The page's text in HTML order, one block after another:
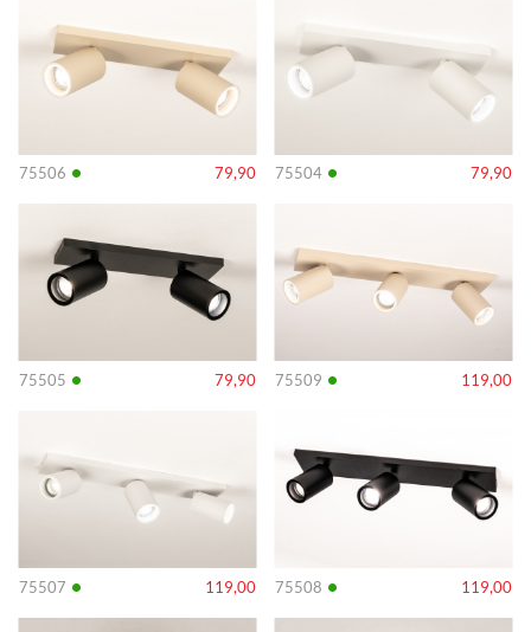
75506 • 79,90 75504 • 79,90
75505 • 79,90
Info
75509 • 119,00
75507 • 119,00 75508 • 119,00
Info Info